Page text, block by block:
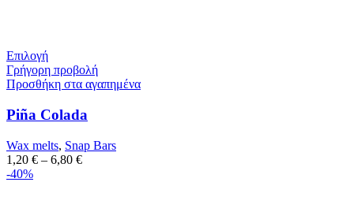
Επιλογή
Γρήγορη προβολή
Προσθήκη στα αγαπημένα
Piña Colada
Wax melts, Snap Bars
1,20 € – 6,80 €
-40%